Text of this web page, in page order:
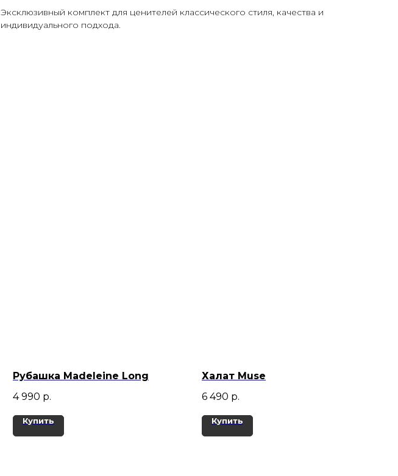
Эксклюзивный комплект для ценителей классического стиля, качества и
индивидуального подхода.
Рубашка Madeleine Long
4 990 р.
Купить
Халат Muse
6 490 р.
Купить